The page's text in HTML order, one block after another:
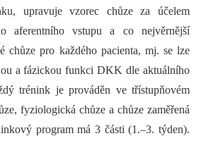
upravuje vzorec chůze za účelem
aferentního vstupu a co nejvěrnější
chůze pro každého pacienta, mj. se lze
a fázickou funkci DKK dle aktuálního
trénink je prováděn ve třístupňovém
fyziologická chůze a chůze zaměřená
program má 3 části (1.–3. týden).